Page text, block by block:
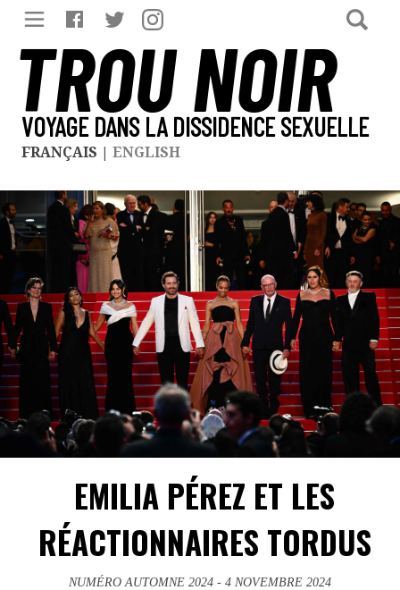
TROU NOIR
VOYAGE DANS LA DISSIDENCE SEXUELLE
FRANÇAIS | ENGLISH
EMILIA PÉREZ ET LES
RÉACTIONNAIRES TORDUS
NUMÉRO AUTOMNE 2024 - 4 NOVEMBRE 2024